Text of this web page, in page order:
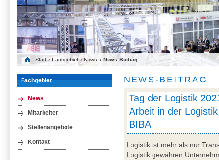
Start › Fachgebiet › News › News-Beitrag
Fachgebiet
News
Mitarbeiter
Stellenangebote
Kontakt
NEWS-BEITRAG
Tag der Logistik
Arbeit in der
BIBA
Logistik ist mehr als nur
Logistik gewähren